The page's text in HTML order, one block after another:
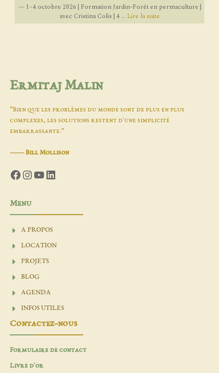
— 1–4 octobre 2026 | Formation Jardin-Forêt en permaculture |
avec Cristina Colis | 4 ... Lire la suite
Ermitaj Malin
“Bien que les problèmes du monde sont de plus en plus
complexes, les solutions restent d'une simplicité
embarrassante.”
―Bill Mollison
Facebook
Instagram
YouTube
LinkedIn
Menu
A PROPOS
LOCATION
PROJETS
BLOG
AGENDA
INFOS UTILES
Contactez-nous
Formulaire de contact
Livre d'or